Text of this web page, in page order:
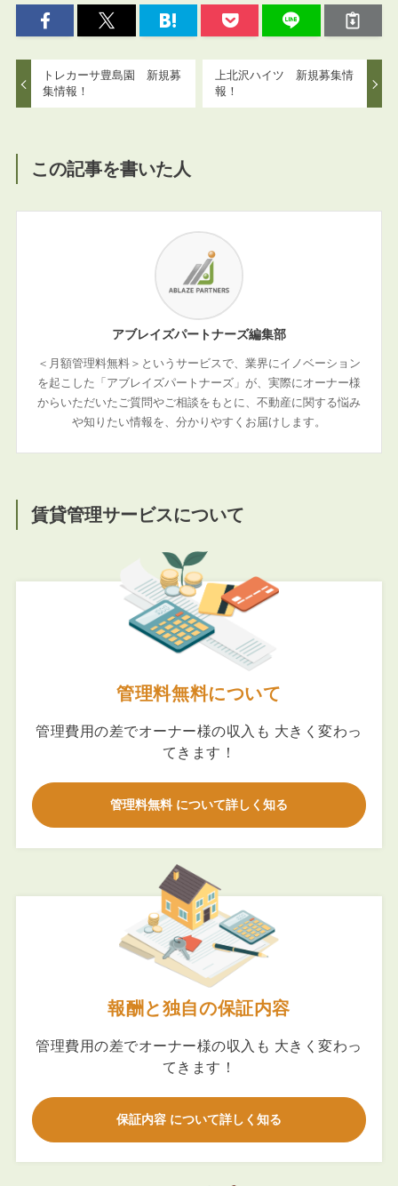
トレカーサ豊島園 新規募
集情報！
上北沢ハイツ 新規募集情
報！
この記事を書いた人
アブレイズパートナーズ編集部
＜月額管理料無料＞というサービスで、業界にイノベーション
を起こした「アブレイズパートナーズ」が、実際にオーナー様
からいただいたご質問やご相談をもとに、不動産に関する悩み
や知りたい情報を、分かりやすくお届けします。
賃貸管理サービスについて
管理料無料について
管理費用の差でオーナー様の収入も 大きく変わっ
てきます！
管理料無料 について詳しく知る
報酬と独自の保証内容
管理費用の差でオーナー様の収入も 大きく変わっ
てきます！
保証内容 について詳しく知る